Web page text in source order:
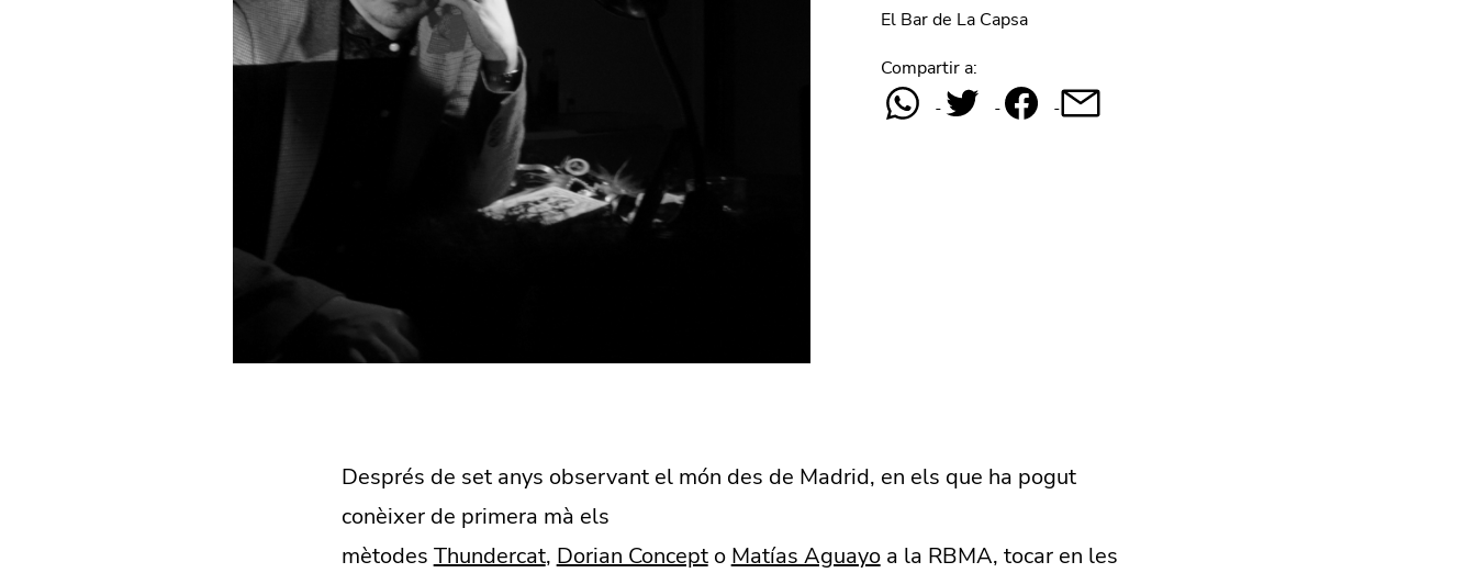
El Bar de La Capsa
Compartir a:
Després de set anys observant el món des de Madrid, en els que ha pogut
conèixer de primera mà els
mètodesThundercat,Dorian ConceptoMatías Aguayoa la RBMA, tocar en les